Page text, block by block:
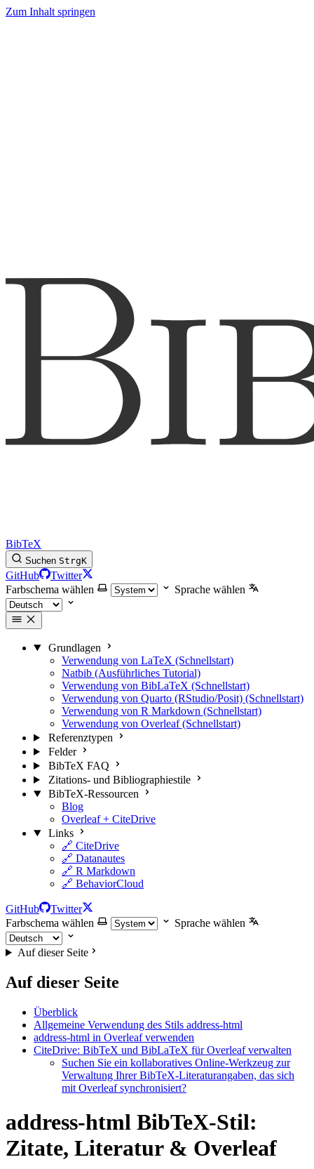
Zum Inhalt springen
BibTeX
Suchen StrgK
GitHub
Twitter
Farbschema wählen
Sprache wählen
Grundlagen
Verwendung von LaTeX (Schnellstart)
Natbib (Ausführliches Tutorial)
Verwendung von BibLaTeX (Schnellstart)
Verwendung von Quarto (RStudio/Posit) (Schnellstart)
Verwendung von R Markdown (Schnellstart)
Verwendung von Overleaf (Schnellstart)
Referenztypen
Felder
BibTeX FAQ
Zitations- und Bibliographiestile
BibTeX-Ressourcen
Blog
Overleaf + CiteDrive
Links
🔗 CiteDrive
🔗 Datanautes
🔗 R Markdown
🔗 BehaviorCloud
GitHub
Twitter
Farbschema wählen
Sprache wählen
Auf dieser Seite
Auf dieser Seite
Überblick
Allgemeine Verwendung des Stils address-html
address-html in Overleaf verwenden
CiteDrive: BibTeX und BibLaTeX für Overleaf verwalten
Suchen Sie ein kollaboratives Online-Werkzeug zur
Verwaltung Ihrer BibTeX-Literaturangaben, das sich
mit Overleaf synchronisiert?
address-html BibTeX-Stil:
Zitate, Literatur & Overleaf